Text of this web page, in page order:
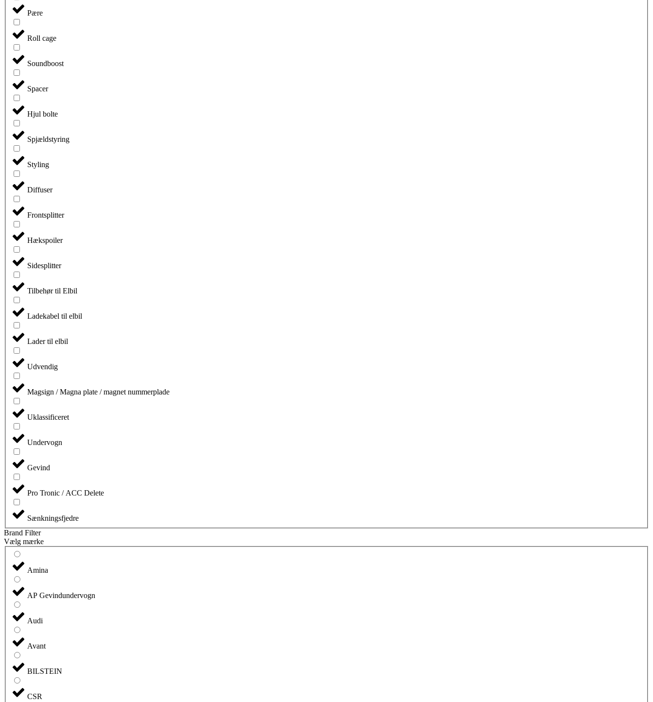
Pære
Roll cage
Soundboost
Spacer
Hjul bolte
Spjældstyring
Styling
Diffuser
Frontsplitter
Hækspoiler
Sidesplitter
Tilbehør til Elbil
Ladekabel til elbil
Lader til elbil
Udvendig
Magsign / Magna plate / magnet nummerplade
Uklassificeret
Undervogn
Gevind
Pro Tronic / ACC Delete
Sænkningsfjedre
Brand Filter
Vælg mærke
Amina
AP Gevindundervogn
Audi
Avant
BILSTEIN
CSR